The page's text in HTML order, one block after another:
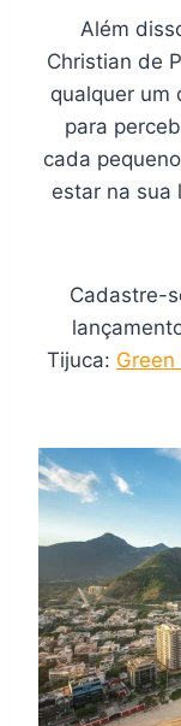
Além
Christian de
qualquer um
para
cada
estar na sua
Cadastre-
Tijuca: